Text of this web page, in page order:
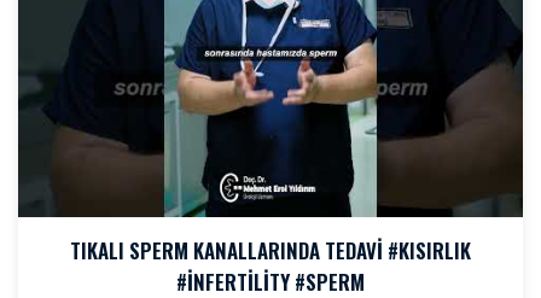
TIKALI SPERM KANALLARINDA TEDAVI #KISIRLIK
#INFERTILITY #SPERM